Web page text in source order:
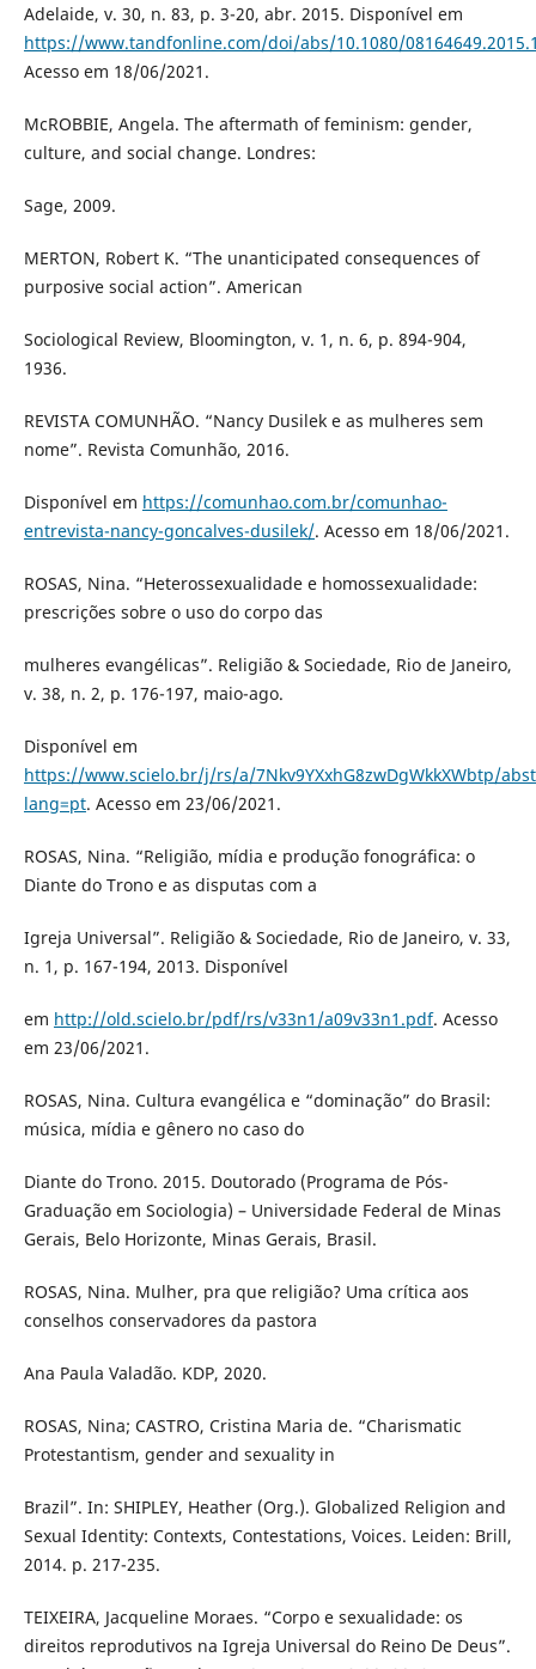
Adelaide, v. 30, n. 83, p. 3-20, abr. 2015. Disponível em
https://www.tandfonline.com/doi/abs/10.1080/
Acesso em 18/06/2021.
McROBBIE, Angela. The aftermath of feminism: gender,
culture, and social change. Londres:
Sage, 2009.
MERTON, Robert K. “The unanticipated consequences of
purposive social action”. American
Sociological Review, Bloomington, v. 1, n. 6, p. 894-904,
1936.
REVISTA COMUNHÃO. “Nancy Dusilek e as mulheres sem
nome”. Revista Comunhão, 2016.
Disponível em https://comunhao.com.br/comunhao-
entrevista-nancy-goncalves-dusilek/. Acesso em 18/06/2021.
ROSAS, Nina. “Heterossexualidade e homossexualidade:
prescrições sobre o uso do corpo das
mulheres evangélicas”. Religião & Sociedade, Rio de Janeiro,
v. 38, n. 2, p. 176-197, maio-ago.
Disponível em
https://www.scielo.br/j/rs/a/7Nkv9YXxhG8zwDgWkkXWbtp/
lang=pt. Acesso em 23/06/2021.
ROSAS, Nina. “Religião, mídia e produção fonográfica: o
Diante do Trono e as disputas com a
Igreja Universal”. Religião & Sociedade, Rio de Janeiro, v. 33,
n. 1, p. 167-194, 2013. Disponível
em http://old.scielo.br/pdf/rs/v33n1/a09v33n1.pdf. Acesso
em 23/06/2021.
ROSAS, Nina. Cultura evangélica e “dominação” do Brasil:
música, mídia e gênero no caso do
Diante do Trono. 2015. Doutorado (Programa de Pós-
Graduação em Sociologia) – Universidade Federal de Minas
Gerais, Belo Horizonte, Minas Gerais, Brasil.
ROSAS, Nina. Mulher, pra que religião? Uma crítica aos
conselhos conservadores da pastora
Ana Paula Valadão. KDP, 2020.
ROSAS, Nina; CASTRO, Cristina Maria de. “Charismatic
Protestantism, gender and sexuality in
Brazil”. In: SHIPLEY, Heather (Org.). Globalized Religion and
Sexual Identity: Contexts, Contestations, Voices. Leiden: Brill,
2014. p. 217-235.
TEIXEIRA, Jacqueline Moraes. “Corpo e sexualidade: os
direitos reprodutivos na Igreja Universal do Reino De Deus”.